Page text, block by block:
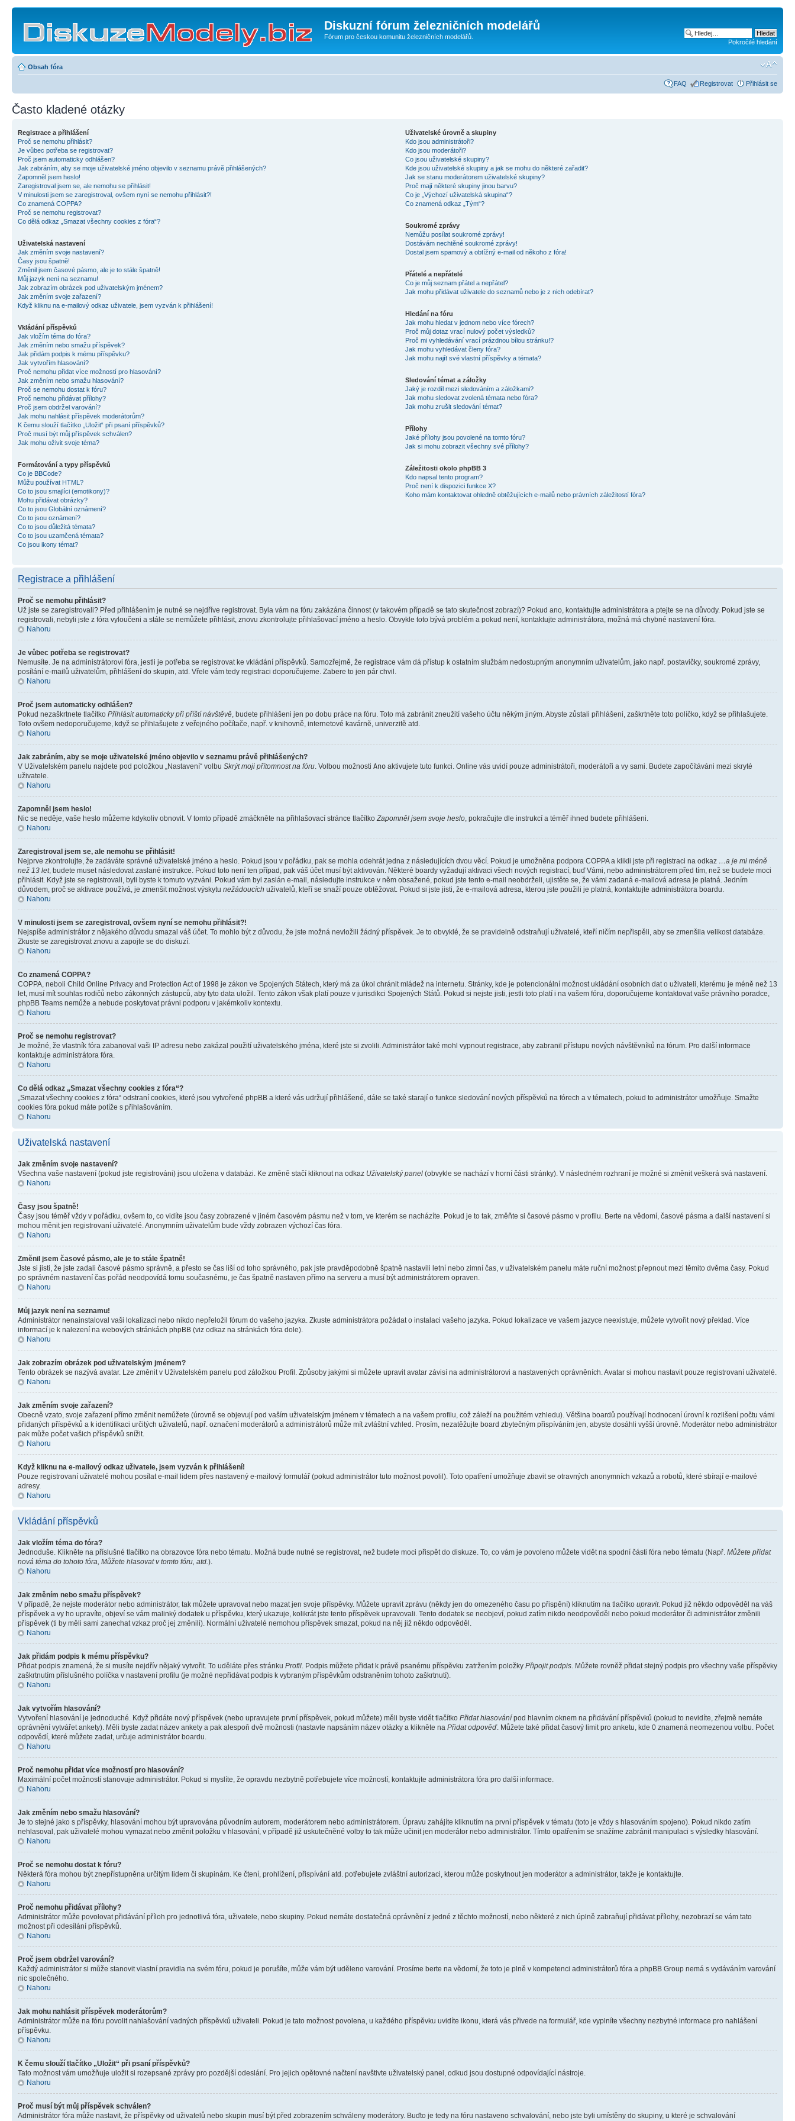
Diskuzní fórum železničních modelářů
Fórum pro českou komunitu železničních modelářů.
Pokročilé hledání
Obsah fóra
FAQ Registrovat Přihlásit se
Často kladené otázky
Registrace a přihlášení
Proč se nemohu přihlásit?
Je vůbec potřeba se registrovat?
Proč jsem automaticky odhlášen?
Jak zabráním, aby se moje uživatelské jméno objevilo v seznamu právě přihlášených?
Zapomněl jsem heslo!
Zaregistroval jsem se, ale nemohu se přihlásit!
V minulosti jsem se zaregistroval, ovšem nyní se nemohu přihlásit?!
Co znamená COPPA?
Proč se nemohu registrovat?
Co dělá odkaz „Smazat všechny cookies z fóra“?
Uživatelská nastavení
Jak změním svoje nastavení?
Časy jsou špatně!
Změnil jsem časové pásmo, ale je to stále špatně!
Můj jazyk není na seznamu!
Jak zobrazím obrázek pod uživatelským jménem?
Jak změním svoje zařazení?
Když kliknu na e-mailový odkaz uživatele, jsem vyzván k přihlášení!
Vkládání příspěvků
Jak vložím téma do fóra?
Jak změním nebo smažu příspěvek?
Jak přidám podpis k mému příspěvku?
Jak vytvořím hlasování?
Proč nemohu přidat více možností pro hlasování?
Jak změním nebo smažu hlasování?
Proč se nemohu dostat k fóru?
Proč nemohu přidávat přílohy?
Proč jsem obdržel varování?
Jak mohu nahlásit příspěvek moderátorům?
K čemu slouží tlačítko „Uložit“ při psaní příspěvků?
Proč musí být můj příspěvek schválen?
Jak mohu oživit svoje téma?
Formátování a typy příspěvků
Co je BBCode?
Můžu používat HTML?
Co to jsou smajlíci (emotikony)?
Mohu přidávat obrázky?
Co to jsou Globální oznámení?
Co to jsou oznámení?
Co to jsou důležitá témata?
Co to jsou uzamčená témata?
Co jsou ikony témat?
Uživatelské úrovně a skupiny
Kdo jsou administrátoři?
Kdo jsou moderátoři?
Co jsou uživatelské skupiny?
Kde jsou uživatelské skupiny a jak se mohu do některé zařadit?
Jak se stanu moderátorem uživatelské skupiny?
Proč mají některé skupiny jinou barvu?
Co je „Výchozí uživatelská skupina“?
Co znamená odkaz „Tým“?
Soukromé zprávy
Nemůžu posílat soukromé zprávy!
Dostávám nechtěné soukromé zprávy!
Dostal jsem spamový a obtížný e-mail od někoho z fóra!
Přátelé a nepřátelé
Co je můj seznam přátel a nepřátel?
Jak mohu přidávat uživatele do seznamů nebo je z nich odebírat?
Hledání na fóru
Jak mohu hledat v jednom nebo více fórech?
Proč můj dotaz vrací nulový počet výsledků?
Proč mi vyhledávání vrací prázdnou bílou stránku!?
Jak mohu vyhledávat členy fóra?
Jak mohu najít své vlastní příspěvky a témata?
Sledování témat a záložky
Jaký je rozdíl mezi sledováním a záložkami?
Jak mohu sledovat zvolená témata nebo fóra?
Jak mohu zrušit sledování témat?
Přílohy
Jaké přílohy jsou povolené na tomto fóru?
Jak si mohu zobrazit všechny své přílohy?
Záležitosti okolo phpBB 3
Kdo napsal tento program?
Proč není k dispozici funkce X?
Koho mám kontaktovat ohledně obtěžujících e-mailů nebo právních záležitostí fóra?
Registrace a přihlášení
Proč se nemohu přihlásit?
Už jste se zaregistrovali? Před přihlášením je nutné se nejdříve registrovat. Byla vám na fóru zakázána činnost (v takovém případě se tato skutečnost zobrazí)? Pokud ano, kontaktujte administrátora a ptejte se na důvody. Pokud jste se
registrovali, nebyli jste z fóra vyloučeni a stále se nemůžete přihlásit, znovu zkontrolujte přihlašovací jméno a heslo. Obvykle toto bývá problém a pokud není, kontaktujte administrátora, možná má chybné nastavení fóra.
Nahoru
Je vůbec potřeba se registrovat?
Nemusíte. Je na administrátorovi fóra, jestli je potřeba se registrovat ke vkládání příspěvků. Samozřejmě, že registrace vám dá přístup k ostatním službám nedostupným anonymním uživatelům, jako např. postavičky, soukromé zprávy,
posílání e-mailů uživatelům, přihlášení do skupin, atd. Vřele vám tedy registraci doporučujeme. Zabere to jen pár chvil.
Nahoru
Proč jsem automaticky odhlášen?
Pokud nezaškrtnete tlačítko Přihlásit automaticky při příští návštěvě , budete přihlášeni jen po dobu práce na fóru. Toto má zabránit zneužití vašeho účtu někým jiným. Abyste zůstali přihlášeni, zaškrtněte toto políčko, když se přihlašujete.
Toto ovšem nedoporučujeme, když se přihlašujete z veřejného počítače, např. v knihovně, internetové kavárně, univerzitě atd.
Nahoru
Jak zabráním, aby se moje uživatelské jméno objevilo v seznamu právě přihlášených?
V Uživatelském panelu najdete pod položkou „Nastavení“ volbu Skrýt moji přítomnost na fóru . Volbou možnosti Ano aktivujete tuto funkci. Online vás uvidí pouze administrátoři, moderátoři a vy sami. Budete započítáváni mezi skryté
uživatele.
Nahoru
Zapomněl jsem heslo!
Nic se neděje, vaše heslo můžeme kdykoliv obnovit. V tomto případě zmáčkněte na přihlašovací stránce tlačítko Zapomněl jsem svoje heslo , pokračujte dle instrukcí a téměř ihned budete přihlášeni.
Nahoru
Zaregistroval jsem se, ale nemohu se přihlásit!
Nejprve zkontrolujte, že zadáváte správné uživatelské jméno a heslo. Pokud jsou v pořádku, pak se mohla odehrát jedna z následujících dvou věcí. Pokud je umožněna podpora COPPA a klikli jste při registraci na odkaz …a je mi méně
než 13 let, budete muset následovat zaslané instrukce. Pokud toto není ten případ, pak váš účet musí být aktivován. Některé boardy vyžadují aktivaci všech nových registrací, buď Vámi, nebo administrátorem před tím, než se budete moci
přihlásit. Když jste se registrovali, byli byste k tomuto vyzváni. Pokud vám byl zaslán e-mail, následujte instrukce v něm obsažené, pokud jste tento e-mail neobdrželi, ujistěte se, že vámi zadaná e-mailová adresa je platná. Jedním
důvodem, proč se aktivace používá, je zmenšit možnost výskytu nežádoucích uživatelů, kteří se snaží pouze obtěžovat. Pokud si jste jisti, že e-mailová adresa, kterou jste použili je platná, kontaktujte administrátora boardu.
Nahoru
V minulosti jsem se zaregistroval, ovšem nyní se nemohu přihlásit?!
Nejspíše administrátor z nějakého důvodu smazal váš účet. To mohlo být z důvodu, že jste možná nevložili žádný příspěvek. Je to obvyklé, že se pravidelně odstraňují uživatelé, kteří ničím nepřispěli, aby se zmenšila velikost databáze.
Zkuste se zaregistrovat znovu a zapojte se do diskuzí.
Nahoru
Co znamená COPPA?
COPPA, neboli Child Online Privacy and Protection Act of 1998 je zákon ve Spojených Státech, který má za úkol chránit mládež na internetu. Stránky, kde je potencionální možnost ukládání osobních dat o uživateli, kterému je méně než 13
let, musí mít souhlas rodičů nebo zákonných zástupců, aby tyto data uložil. Tento zákon však platí pouze v jurisdikci Spojených Států. Pokud si nejste jisti, jestli toto platí i na vašem fóru, doporučujeme kontaktovat vaše právního poradce,
phpBB Teams nemůže a nebude poskytovat právni podporu v jakémkoliv kontextu.
Nahoru
Proč se nemohu registrovat?
Je možné, že vlastník fóra zabanoval vaši IP adresu nebo zakázal použití uživatelského jména, které jste si zvolili. Administrátor také mohl vypnout registrace, aby zabranil přístupu nových návštěvníků na fórum. Pro další informace
kontaktuje administrátora fóra.
Nahoru
Co dělá odkaz „Smazat všechny cookies z fóra“?
„Smazat všechny cookies z fóra“ odstraní cookies, které jsou vytvořené phpBB a které vás udržují přihlášené, dále se také starají o funkce sledování nových příspěvků na fórech a v tématech, pokud to administrátor umožňuje. Smažte
cookies fóra pokud máte potíže s přihlašováním.
Nahoru
Uživatelská nastavení
Jak změním svoje nastavení?
Všechna vaše nastavení (pokud jste registrováni) jsou uložena v databázi. Ke změně stačí kliknout na odkaz Uživatelský panel (obvykle se nachází v horní části stránky). V následném rozhraní je možné si změnit veškerá svá nastavení.
Nahoru
Časy jsou špatně!
Časy jsou téměř vždy v pořádku, ovšem to, co vidíte jsou časy zobrazené v jiném časovém pásmu než v tom, ve kterém se nacházíte. Pokud je to tak, změňte si časové pásmo v profilu. Berte na vědomí, časové pásma a další nastavení si
mohou měnit jen registrovaní uživatelé. Anonymním uživatelům bude vždy zobrazen výchozí čas fóra.
Nahoru
Změnil jsem časové pásmo, ale je to stále špatně!
Jste si jisti, že jste zadali časové pásmo správně, a přesto se čas liší od toho správného, pak jste pravděpodobně špatně nastavili letní nebo zimní čas, v uživatelském panelu máte ruční možnost přepnout mezi těmito dvěma časy. Pokud
po správném nastavení čas pořád neodpovídá tomu současnému, je čas špatně nastaven přímo na serveru a musí být administrátorem opraven.
Nahoru
Můj jazyk není na seznamu!
Administrátor nenainstaloval vaši lokalizaci nebo nikdo nepřeložil fórum do vašeho jazyka. Zkuste administrátora požádat o instalaci vašeho jazyka. Pokud lokalizace ve vašem jazyce neexistuje, můžete vytvořit nový překlad. Více
informací je k nalezení na webových stránkách phpBB (viz odkaz na stránkách fóra dole).
Nahoru
Jak zobrazím obrázek pod uživatelským jménem?
Tento obrázek se nazývá avatar. Lze změnit v Uživatelském panelu pod záložkou Profil. Způsoby jakými si můžete upravit avatar závisí na administrátorovi a nastavených oprávněních. Avatar si mohou nastavit pouze registrovaní uživatelé.
Nahoru
Jak změním svoje zařazení?
Obecně vzato, svoje zařazení přímo změnit nemůžete (úrovně se objevují pod vaším uživatelským jménem v tématech a na vašem profilu, což záleží na použitém vzhledu). Většina boardů používají hodnocení úrovní k rozlišení počtu vámi
přidaných příspěvků a k identifikaci určitých uživatelů, např. označení moderátorů a administrátorů může mít zvláštní vzhled. Prosím, nezatěžujte board zbytečným přispíváním jen, abyste dosáhli vyšší úrovně. Moderátor nebo administrátor
pak může počet vašich příspěvků snížit.
Nahoru
Když kliknu na e-mailový odkaz uživatele, jsem vyzván k přihlášení!
Pouze registrovaní uživatelé mohou posílat e-mail lidem přes nastavený e-mailový formulář (pokud administrátor tuto možnost povolil). Toto opatření umožňuje zbavit se otravných anonymních vzkazů a robotů, které sbírají e-mailové
adresy.
Nahoru
Vkládání příspěvků
Jak vložím téma do fóra?
Jednoduše. Klikněte na příslušné tlačítko na obrazovce fóra nebo tématu. Možná bude nutné se registrovat, než budete moci přispět do diskuze. To, co vám je povoleno můžete vidět na spodní části fóra nebo tématu (Např. Můžete přidat
nová téma do tohoto fóra, Můžete hlasovat v tomto fóru, atd. ).
Nahoru
Jak změním nebo smažu příspěvek?
V případě, že nejste moderátor nebo administrátor, tak můžete upravovat nebo mazat jen svoje příspěvky. Můžete upravit zprávu (někdy jen do omezeného času po přispění) kliknutím na tlačítko upravit. Pokud již někdo odpověděl na váš
příspěvek a vy ho upravíte, objeví se vám malinký dodatek u příspěvku, který ukazuje, kolikrát jste tento příspěvek upravovali. Tento dodatek se neobjeví, pokud zatím nikdo neodpověděl nebo pokud moderátor či administrátor změnili
příspěvek (ti by měli sami zanechat vzkaz proč jej změnili). Normální uživatelé nemohou příspěvek smazat, pokud na něj již někdo odpověděl.
Nahoru
Jak přidám podpis k mému příspěvku?
Přidat podpis znamená, že si musíte nejdřív nějaký vytvořit. To uděláte přes stránku Profil . Podpis můžete přidat k právě psanému příspěvku zatržením položky Připojit podpis . Můžete rovněž přidat stejný podpis pro všechny vaše příspěvky
zaškrtnutím příslušného políčka v nastavení profilu (je možné nepřidávat podpis k vybraným příspěvkům odstraněním tohoto zaškrtnutí).
Nahoru
Jak vytvořím hlasování?
Vytvoření hlasování je jednoduché. Když přidáte nový příspěvek (nebo upravujete první příspěvek, pokud můžete) měli byste vidět tlačítko Přidat hlasovánípod hlavním oknem na přidávání příspěvků (pokud to nevidíte, zřejmě nemáte
oprávnění vytvářet ankety). Měli byste zadat název ankety a pak alespoň dvě možnosti (nastavte napsáním název otázky a klikněte na Přidat odpověď. Můžete také přidat časový limit pro anketu, kde 0 znamená neomezenou volbu. Počet
odpovědí, které můžete zadat, určuje administrátor boardu.
Nahoru
Proč nemohu přidat více možností pro hlasování?
Maximální počet možností stanovuje administrátor. Pokud si myslíte, že opravdu nezbytně potřebujete více možností, kontaktujte administrátora fóra pro další informace.
Nahoru
Jak změním nebo smažu hlasování?
Je to stejné jako s příspěvky, hlasování mohou být upravována původním autorem, moderátorem nebo administrátorem. Úpravu zahájíte kliknutím na první příspěvek v tématu (toto je vždy s hlasováním spojeno). Pokud nikdo zatím
nehlasoval, pak uživatelé mohou vymazat nebo změnit položku v hlasování, v případě již uskutečněné volby to tak může učinit jen moderátor nebo administrátor. Tímto opatřením se snažíme zabránit manipulaci s výsledky hlasování.
Nahoru
Proč se nemohu dostat k fóru?
Některá fóra mohou být znepřístupněna určitým lidem či skupinám. Ke čtení, prohlížení, přispívání atd. potřebujete zvláštní autorizaci, kterou může poskytnout jen moderátor a administrátor, takže je kontaktujte.
Nahoru
Proč nemohu přidávat přílohy?
Administrátor může povolovat přidávání příloh pro jednotlivá fóra, uživatele, nebo skupiny. Pokud nemáte dostatečná oprávnění z jedné z těchto možností, nebo některé z nich úplně zabraňují přidávat přílohy, nezobrazí se vám tato
možnost při odesílání příspěvků.
Nahoru
Proč jsem obdržel varování?
Každý administrátor si může stanovit vlastní pravidla na svém fóru, pokud je porušíte, může vám být uděleno varování. Prosíme berte na vědomí, že toto je plně v kompetenci administrátorů fóra a phpBB Group nemá s vydáváním varování
nic společného.
Nahoru
Jak mohu nahlásit příspěvek moderátorům?
Administrátor může na fóru povolit nahlašování vadných příspěvků uživateli. Pokud je tato možnost povolena, u každého příspěvku uvidíte ikonu, která vás přivede na formulář, kde vyplníte všechny nezbytné informace pro nahlášení
příspěvku.
Nahoru
K čemu slouží tlačítko „Uložit“ při psaní příspěvků?
Tato možnost vám umožňuje uložit si rozepsané zprávy pro pozdější odeslání. Pro jejich opětovné načtení navštivte uživatelský panel, odkud jsou dostupné odpovídající nástroje.
Nahoru
Proč musí být můj příspěvek schválen?
Administrátor fóra může nastavit, že příspěvky od uživatelů nebo skupin musí být před zobrazením schváleny moderátory. Buďto je tedy na fóru nastaveno schvalování, nebo jste byli umístěny do skupiny, u které je schvalování